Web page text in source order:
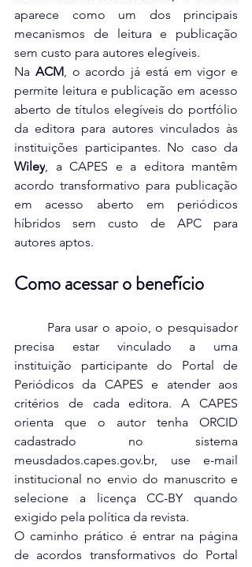
aparece como um dos principais
mecanismos de leitura e publicação
sem custo para autores elegíveis.
Na ACM, o acordo já está em vigor e
permite leitura e publicação em acesso
aberto de títulos elegíveis do portfólio
da editora para autores vinculados às
Wiley, a CAPES e a editora mantêm
acordo transformativo para publicação
em acesso aberto em periódicos
híbridos sem custo de APC para
autores aptos.
Como acessar o benefício
precisa estar vinculado a uma
instituição participante do Portal de
Periódicos da CAPES e atender aos
critérios de cada editora. A CAPES
orienta que o autor tenha ORCID
meusdados.capes.gov.br, use e-mail
institucional no envio do manuscrito e
selecione a licença CC-BY quando
exigido pela política da revista.
O caminho prático é entrar na página
de acordos transformativos do Portal